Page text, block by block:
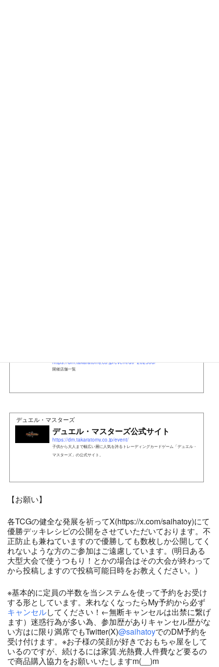
https://dm.takaratomy.co.jp/event/dtl_202506/
開催店舗一覧
デュエル・マスターズ
デュエル・マスターズ公式サイト
https://dm.takaratomy.co.jp/event/
子供から大人まで幅広い層に人気を誇るトレーディングカードゲーム「デュエル・
マスターズ」の公式サイト。
【お願い】
各TCGの健全な発展を祈ってX(https://x.com/saihatoy)にて
優勝デッキレシピの公開をさせていただいております。不
正防止も兼ねていますので優勝しても数枚しか公開してく
れないような方のご参加はご遠慮しています。(明日ある
大型大会で使うつもり！とかの場合はその大会が終わって
から投稿しますので投稿可能日時をお教えください。)
※基本的に定員の半数を当システムを使って予約をお受け
する形としています。来れなくなったらMy予約から必ず
キャンセルしてください！←無断キャンセルは出禁に繋げ
ます）迷惑行為が多い為、参加歴がありキャンセル歴がな
い方はに限り満席でもTwitter(X)@saihatoyでのDM予約を
受け付けます。※お子様の笑顔が好きでおもちゃ屋をして
いるのですが、続けるには家賃.光熱費.人件費など要るの
で商品購入協力をお願いいたしますm(__)m